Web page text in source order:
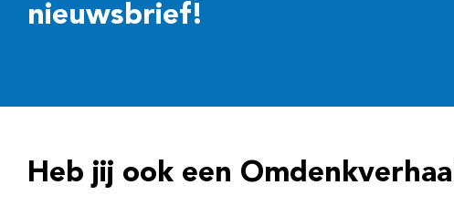
nieuwsbrief!
Heb jij ook een